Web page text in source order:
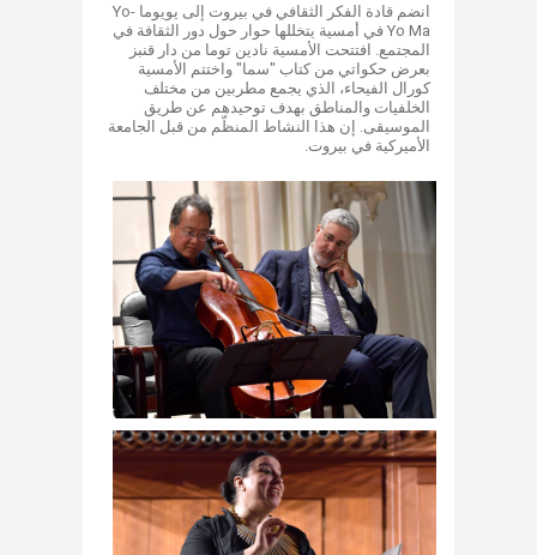
انضم قادة الفكر الثقافي في بيروت إلى يويوما Yo-
Yo Ma في أمسية يتخللها حوار حول دور الثقافة في
المجتمع. افتتحت الأمسية نادين توما من دار قنبز
بعرض حكواتي من كتاب "سما" واختتم الأمسية
كورال الفيحاء، الذي يجمع مطربين من مختلف
الخلفيات والمناطق بهدف توحيدهم عن طريق
الموسيقى. إن هذا النشاط المنظّم من قبل الجامعة
الأميركية في بيروت.